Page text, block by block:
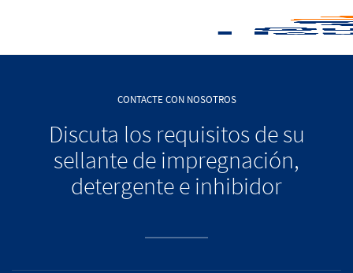
CONTACTE CON NOSOTROS
Discuta los requisitos de su
sellante de impregnación,
detergente e inhibidor